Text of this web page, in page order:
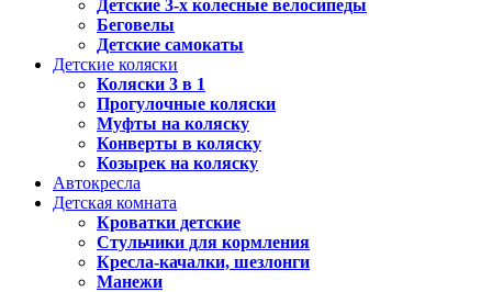
Детские 3-х колесные велосипеды
Беговелы
Детские самокаты
Детские коляски
Коляски 3 в 1
Прогулочные коляски
Муфты на коляску
Конверты в коляску
Козырек на коляску
Автокресла
Детская комната
Кроватки детские
Стульчики для кормления
Кресла-качалки, шезлонги
Манежи